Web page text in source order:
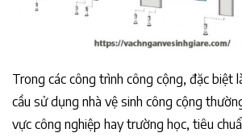
Trong các công trình công cộng, đặc biệt
cầu sử dụng nhà vệ sinh công cộng
vực công nghiệp hay trường học, tiêu